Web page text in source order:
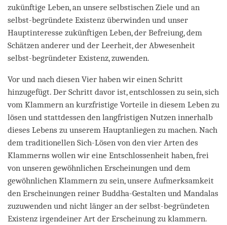
zukünftige Leben, an unsere selbstischen Ziele und an
selbst-begründete Existenz überwinden und unser
Hauptinteresse zukünftigen Leben, der Befreiung, dem
Schätzen anderer und der Leerheit, der Abwesenheit
selbst-begründeter Existenz, zuwenden.
Vor und nach diesen Vier haben wir einen Schritt
hinzugefügt. Der Schritt davor ist, entschlossen zu sein, sich
vom Klammern an kurzfristige Vorteile in diesem Leben zu
lösen und stattdessen den langfristigen Nutzen innerhalb
dieses Lebens zu unserem Hauptanliegen zu machen. Nach
dem traditionellen Sich-Lösen von den vier Arten des
Klammerns wollen wir eine Entschlossenheit haben, frei
von unseren gewöhnlichen Erscheinungen und dem
gewöhnlichen Klammern zu sein, unsere Aufmerksamkeit
den Erscheinungen reiner Buddha-Gestalten und Mandalas
zuzuwenden und nicht länger an der selbst-begründeten
Existenz irgendeiner Art der Erscheinung zu klammern.